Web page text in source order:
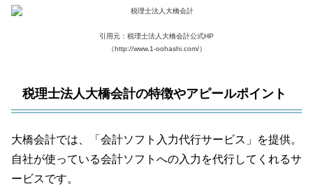
引用元：税理士法人大橋会計公式HP
（http://www.1-oohashi.com/）
税理士法人大橋会計の特徴やアピールポイント
大橋会計では、「会計ソフト入力代行サービス」を提供。
自社が使っている会計ソフトへの入力を代行してくれるサ
ービスです。